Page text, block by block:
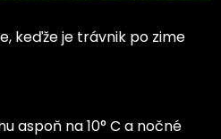
keďže je trávnik po zime
aspoň na 10° C a nočné